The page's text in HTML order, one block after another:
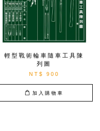
輕型戰術輪車隨車工具陳
列圖
NT$ 900
加入購物車